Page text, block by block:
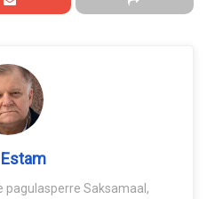
pagulasperre Saksamaal,